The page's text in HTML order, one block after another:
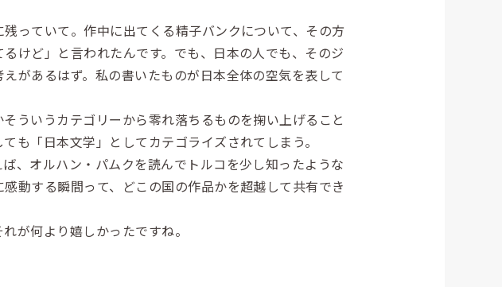
っていて。作中に出てくる精子バンクについて、その方
けど」と言われたんです。でも、日本の人でも、そのジ
があるはず。私の書いたものが日本全体の空気を表して
ういうカテゴリーから零れ落ちるものを掬い上げること
も「日本文学」としてカテゴライズされてしまう。
、オルハン・パムクを読んでトルコを少し知ったような
動する瞬間って、どこの国の作品かを超越して共有でき
が何より嬉しかったですね。